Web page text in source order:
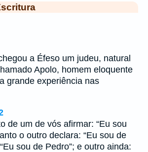
a Éfeso um judeu, natural
Apolo, homem eloquente
grande experiência nas
de um de vós afirmar: “Eu sou
o outro declara: “Eu sou de
sou de Pedro”; e outro ainda: